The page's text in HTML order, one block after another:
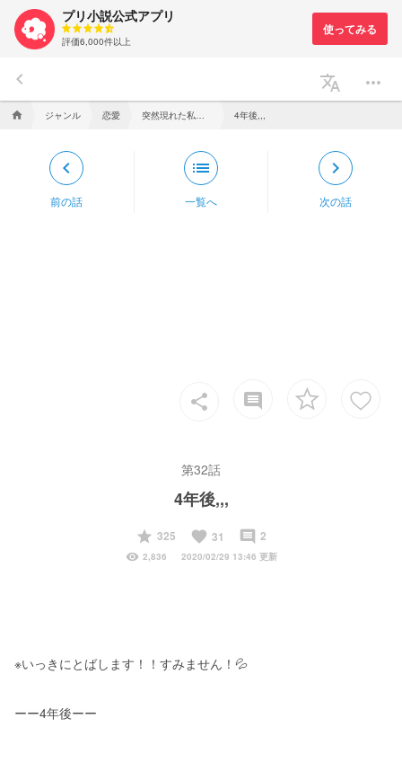
プリ小説公式アプリ
評価6,000件以上
keyboard_arrow_left translate more_horiz
home ジャンル 恋愛 4年後,,,
keyboard_arrow_left
前の話
list
一覧へ
keyboard_arrow_right
次の話
share insert_comment
第32話
4年後,,,
start
325 favorite 31 insert_comment 2
visibility 2,836 2020/02/29 13:46 更新
※いっきにとばします！！すみません！💦
ーー4年後ーー